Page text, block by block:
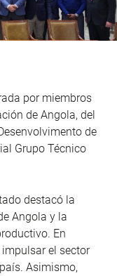
por miembros
de Angola, del
de
Grupo Técnico
destacó la
Angola y la
En
el sector
Asimismo,